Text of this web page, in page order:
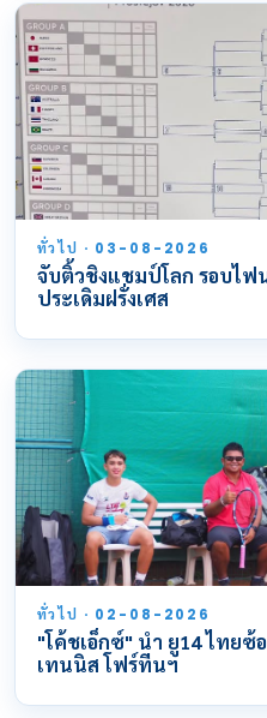
ทั่วไป · 03-08-2026
จับติ้วชิงแชมป์โลก รอบไฟ
ประเดิมฝรั่งเศส
ทั่วไป · 02-08-2026
"โค้ชเอ็กซ์" นำ ยู14 ไทยซ้
เทนนิส โฟร์ทีนฯ